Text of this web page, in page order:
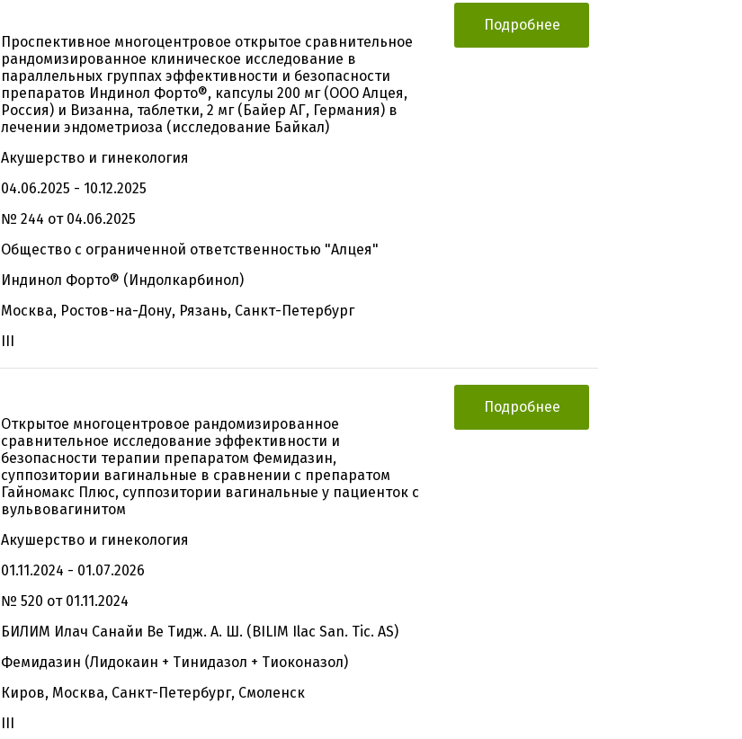
Проспективное многоцентровое открытое сравнительное
рандомизированное клиническое исследование в
параллельных группах эффективности и безопасности
препаратов Индинол Форто®, капсулы 200 мг (ООО Алцея,
Россия) и Визанна, таблетки, 2 мг (Байер АГ, Германия) в
лечении эндометриоза (исследование Байкал)
Акушерство и гинекология
04.06.2025 - 10.12.2025
№ 244 от 04.06.2025
Общество с ограниченной ответственностью "Алцея"
Индинол Форто® (Индолкарбинол)
Москва, Ростов-на-Дону, Рязань, Санкт-Петербург
III
Подробнее
Открытое многоцентровое рандомизированное
сравнительное исследование эффективности и
безопасности терапии препаратом Фемидазин,
суппозитории вагинальные в сравнении с препаратом
Гайномакс Плюс, суппозитории вагинальные у пациенток с
вульвовагинитом
Акушерство и гинекология
01.11.2024 - 01.07.2026
№ 520 от 01.11.2024
БИЛИМ Илач Санайи Ве Тидж. А. Ш. (BILIM Ilac San. Tic. AS)
Фемидазин (Лидокаин + Тинидазол + Тиоконазол)
Киров, Москва, Санкт-Петербург, Смоленск
III
Подробнее